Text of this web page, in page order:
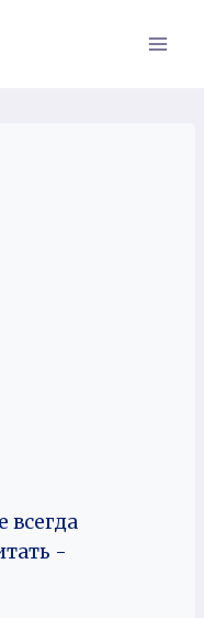
всегда
-